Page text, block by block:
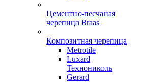
Цементно-песчаная
черепица Braas
Композитная черепица
Metrotile
Luxard
Технониколь
Gerard